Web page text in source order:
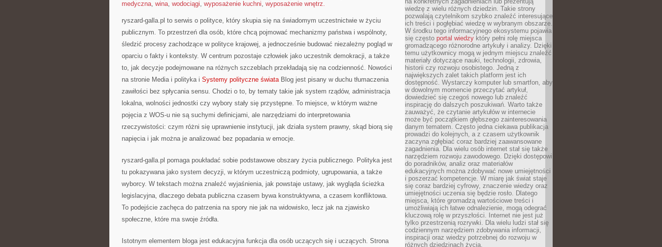
medyczna, wina, wodociągi, wyposażenie kuchni, wyposażenie wnętrz.
ryszard-galla.pl to serwis o polityce, który skupia się na świadomym uczestnictwie w życiu
publicznym. To przestrzeń dla osób, które chcą pojmować mechanizmy państwa i wspólnoty,
śledzić procesy zachodzące w polityce krajowej, a jednocześnie budować niezależny pogląd w
oparciu o fakty i konteksty. W centrum pozostaje człowiek jako uczestnik demokracji, a także
to, jak decyzje podejmowane na różnych szczeblach przekładają się na codzienność. Nowości
na stronie Media i polityka i Systemy polityczne świataBlog jest pisany w duchu tłumaczenia
zawiłości bez spłycania sensu. Chodzi o to, by tematy takie jak system rządów, administracja
lokalna, wolności jednostki czy wybory stały się przystępne. To miejsce, w którym ważne
pojęcia z WOS-u nie są suchymi definicjami, ale narzędziami do interpretowania
rzeczywistości: czym różni się uprawnienie instytucji, jak działa system prawny, skąd biorą się
napięcia i jak można je analizować bez popadania w emocje.
ryszard-galla.pl pomaga poukładać sobie podstawowe obszary życia publicznego. Polityka jest
tu pokazywana jako system decyzji, w którym uczestniczą podmioty, ugrupowania, a także
wyborcy. W tekstach można znaleźć wyjaśnienia, jak powstaje ustawy, jak wygląda ścieżka
legislacyjna, dlaczego debata publiczna czasem bywa konstruktywna, a czasem konfliktowa.
To podejście zachęca do patrzenia na spory nie jak na widowisko, lecz jak na zjawisko
społeczne, które ma swoje źródła.
Istotnym elementem bloga jest edukacyjna funkcja dla osób uczących się i uczących. Strona
wiedzę z wielu różnych dziedzin. Takie strony
pozwalają czytelnikom szybko znaleźć interesujące
ich treści i pogłębiać wiedzę w wybranym obszarze.
W środku tego informacyjnego ekosystemu pojawia
się często portal wiedzy który pełni rolę miejsca
gromadzącego różnorodne artykuły i analizy. Dzięki
temu użytkownicy mogą w jednym miejscu znaleźć
materiały dotyczące nauki, technologii, zdrowia,
historii czy rozwoju osobistego. Jedną z
największych zalet takich platform jest ich
dostępność. Wystarczy komputer lub smartfon, aby
w dowolnym momencie przeczytać artykuł,
dowiedzieć się czegoś nowego lub znaleźć
inspirację do dalszych poszukiwań. Warto także
zauważyć, że czytanie artykułów w internecie
może być początkiem głębszego zainteresowania
danym tematem. Często jedna ciekawa publikacja
prowadzi do kolejnych, a z czasem użytkownik
zaczyna zgłębiać coraz bardziej zaawansowane
zagadnienia. Dla wielu osób internet stał się także
narzędziem rozwoju zawodowego. Dzięki dostępowi
do poradników, analiz oraz materiałów
edukacyjnych można zdobywać nowe umiejętności
i poszerzać kompetencje. W miarę jak świat staje
się coraz bardziej cyfrowy, znaczenie wiedzy oraz
umiejętności uczenia się będzie rosło. Dlatego
miejsca, które gromadzą wartościowe treści i
umożliwiają ich łatwe odnalezienie, mogą odegrać
kluczową rolę w przyszłości. Internet nie jest już
tylko przestrzenią rozrywki. Dla wielu ludzi stał się
codziennym narzędziem zdobywania informacji,
inspiracji oraz wiedzy potrzebnej do rozwoju w
różnych dziedzinach życia.